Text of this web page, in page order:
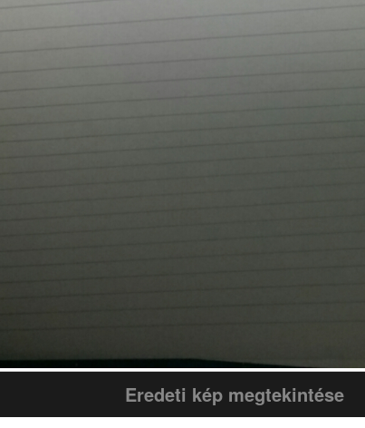
Eredeti kép megtekintése